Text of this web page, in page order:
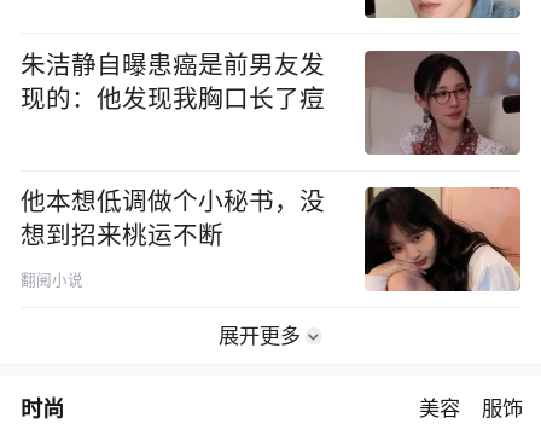
朱洁静自曝患癌是前男友发
现的：他发现我胸口长了痘
他本想低调做个小秘书，没
想到招来桃运不断
翻阅小说
展开更多
时尚 美容 服饰